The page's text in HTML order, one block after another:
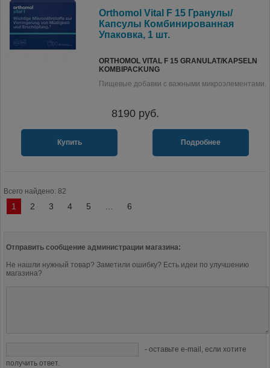
Orthomol Vital F 15 Гранулы/
Капсулы Комбинированная
Упаковка, 1 шт.
ORTHOMOL VITAL F 15 GRANULAT/KAPSELN
KOMBIPACKUNG
Пищевые добавки с важными микроэлементами.
8190руб.
Купить Подробнее
Всего найдено: 82
1 2 3 4 5 6
Отправить сообщение администрации магазина:
Не нашли нужный товар? Заметили ошибку? Есть идеи по улучшению
магазина?
- оставьте e-mail, если хотите
получить ответ.